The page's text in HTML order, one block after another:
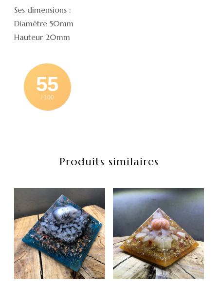
Ses dimensions :
Diamètre 50mm
Hauteur 20mm
55
/ 100
Produits similaires